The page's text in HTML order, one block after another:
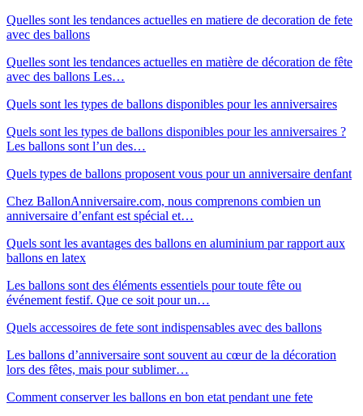
Quelles sont les tendances actuelles en matiere de decoration de fete
avec des ballons
Quelles sont les tendances actuelles en matière de décoration de fête
avec des ballons Les…
Quels sont les types de ballons disponibles pour les anniversaires
Quels sont les types de ballons disponibles pour les anniversaires ?
Les ballons sont l’un des…
Quels types de ballons proposent vous pour un anniversaire denfant
Chez BallonAnniversaire.com, nous comprenons combien un
anniversaire d’enfant est spécial et…
Quels sont les avantages des ballons en aluminium par rapport aux
ballons en latex
Les ballons sont des éléments essentiels pour toute fête ou
événement festif. Que ce soit pour un…
Quels accessoires de fete sont indispensables avec des ballons
Les ballons d’anniversaire sont souvent au cœur de la décoration
lors des fêtes, mais pour sublimer…
Comment conserver les ballons en bon etat pendant une fete